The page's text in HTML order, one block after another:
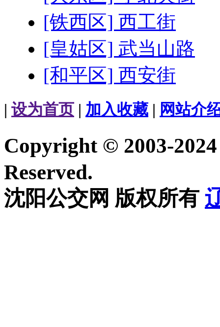
[铁西区] 西工街
[皇姑区] 武当山路
[和平区] 西安街
| 设为首页 | 加入收藏 | 网站介
Copyright © 2003-
Reserved.
沈阳公交网 版权所有